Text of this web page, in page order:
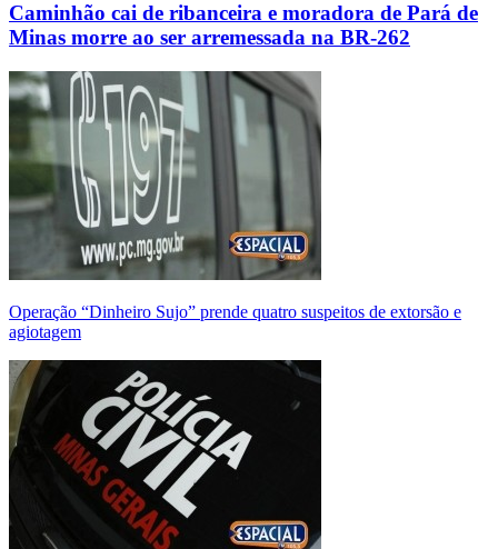
Caminhão cai de ribanceira e moradora de Pará de
Minas morre ao ser arremessada na BR-262
Operação “Dinheiro Sujo” prende quatro suspeitos de extorsão e
agiotagem